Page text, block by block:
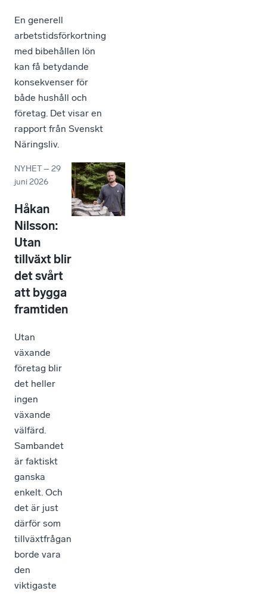
En generell
arbetstidsförkortning
med bibehållen lön
kan få betydande
konsekvenser för
både hushåll och
företag. Det visar en
rapport från Svenskt
Näringsliv.
NYHET –29
juni 2026
Håkan
Nilsson:
Utan
tillväxt blir
det svårt
att bygga
framtiden
Utan
växande
företag blir
det heller
ingen
växande
välfärd.
Sambandet
är faktiskt
ganska
enkelt. Och
det är just
därför som
tillväxtfrågan
borde vara
den
viktigaste